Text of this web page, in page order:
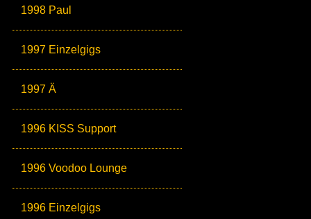
1998 Paul
1997 Einzelgigs
1997 Ä
1996 KISS Support
1996 Voodoo Lounge
1996 Einzelgigs